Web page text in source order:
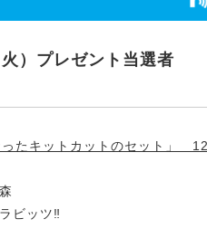
）プレゼント当選者
たキットカットのセット」
ビッツ‼︎